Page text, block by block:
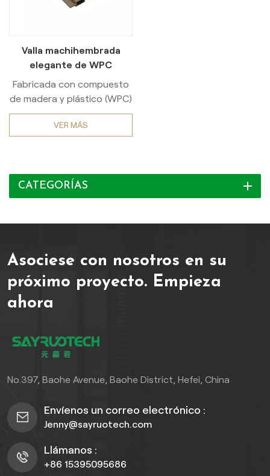
Valla machihembrada
elegante de WPC
Fabricada con compuesto
de madera y plástico (WPC)
de primera calidad, esta
cerca de privacidad
excepcional y un
aislamiento óptimo.
VER MÁS
CATEGORÍAS
Asociese con nosotros en su
próximo proyecto. Empieza
ahora
No.397, Baohe Avenue, Baohe District, Hefei, China
Envíenos un correo electrónico :
Jenny@sayruotech.com
Llámanos :
+86 15395095686